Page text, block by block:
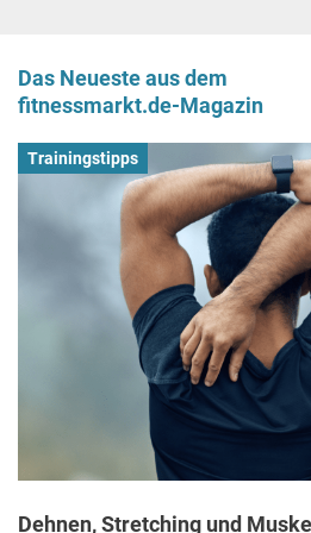
Das Neueste aus dem
fitnessmarkt.de-Magazin
Trainingstipps
Dehnen, Stretching und